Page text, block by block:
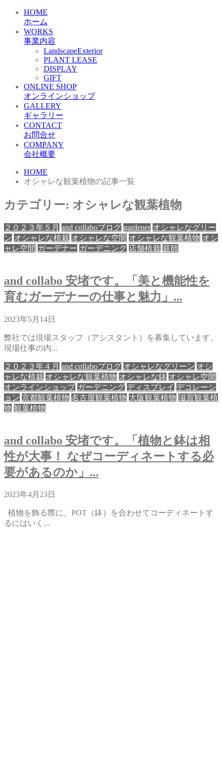
HOME
ホーム
WORKS
事業内容
LandscapeExterior
PLANT LEASE
DISPLAY
GIFT
ONLINE SHOP
オンラインショップ
GALLERY
ギャラリー
CONTACT
お問合せ
COMPANY
会社概要
HOME
オシャレな観葉植物の記事一覧
カテゴリー: オシャレな観葉植物
２０２３年５月 and collaboブログ gardener オシャレなグリー
ン オシャレな植栽 オシャレな空間 オシャレな観葉植物 オシ
ャレ空間 ガーデナー ガーデニング 店舗植栽 庭師
and collabo 安堵です。「美と機能性を
育むガーデナーの仕事と魅力」...
2023年5月14日
弊社では現場スタッフ（アシスタント）を募集しています。
現場仕事の内...
２０２３年４月 and collaboブログ オシャレなグリーン オシ
ャレな植栽 オシャレな観葉植物 オシャレな鉢 オシャレ空間
オンラインショップ ガーデニング ディスプレイ デコレーシ
ョン 京都観葉植物 名古屋観葉植物 大阪観葉植物 滋賀観葉植
物 観葉植物
and collabo 安堵です。「植物と鉢は相
性が大事！ なぜコーディネートする必
要があるのか​​」...
2023年4月23日
植物を飾る際に、POT（鉢）を合わせてコーディネートす
るにはいく...